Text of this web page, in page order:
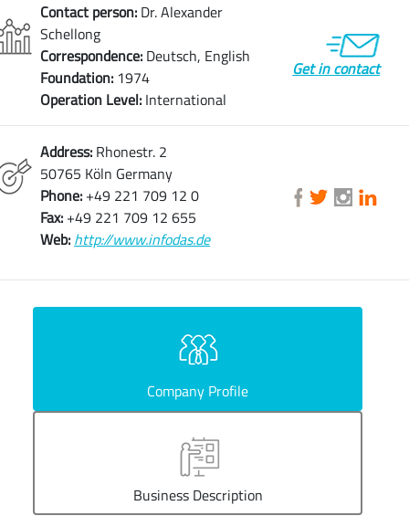
Contact person: Dr. Alexander
Schellong
Correspondence: Deutsch, English
Foundation: 1974
Operation Level: International
Get in contact
Address: Rhonestr. 2
50765 Köln Germany
Phone: +49 221 709 12 0
Fax: +49 221 709 12 655
Web: http://www.infodas.de
Company Profile
Business Description